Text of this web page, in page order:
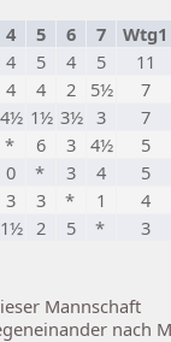
4 5 6 7
Wtg1
4 5 4 5
11
4 4 2 5½
7
4½ 1½ 3½ 3
7
* 6 3 4½
5
0 * 3 4
5
3 3 * 1
4
1½ 2 5 *
3
Mannschaft
nach